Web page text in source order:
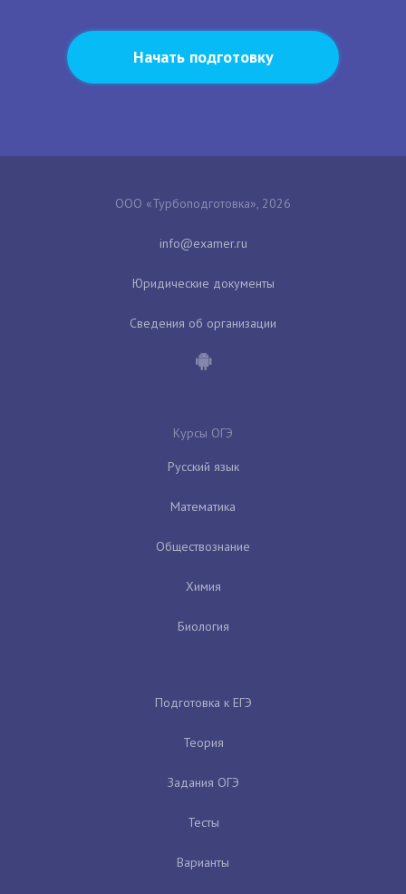
Начать подготовку
ООО «Турбоподготовка», 2026
Юридические документы
Сведения об организации
Курсы ОГЭ
Русский язык
Математика
Обществознание
Химия
Биология
Подготовка к ЕГЭ
Теория
Задания ОГЭ
Тесты
Варианты